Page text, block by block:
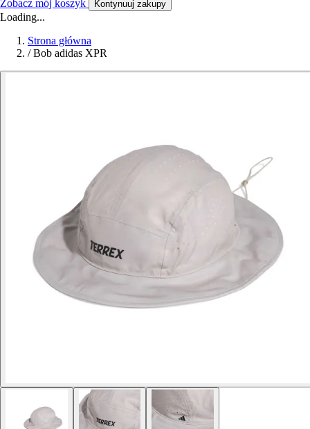
Zobacz mój koszyk Kontynuuj zakupy
Loading...
Strona główna
/ Bob adidas XPR